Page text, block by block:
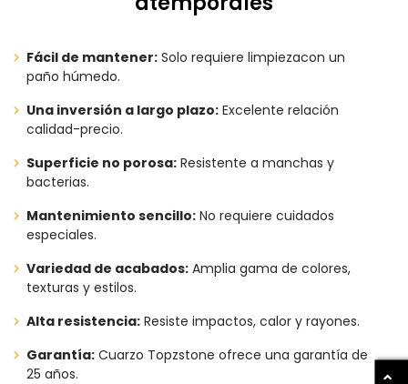
Fácil de mantener: Solo requiere limpiezacon un
paño húmedo.
Una inversión a largo plazo: Excelente relación
calidad-precio.
Superficie no porosa: Resistente a manchas y
bacterias.
Mantenimiento sencillo: No requiere cuidados
especiales.
Variedad de acabados: Amplia gama de colores,
texturas y estilos.
Alta resistencia: Resiste impactos, calor y rayones.
Garantía: Cuarzo Topzstone ofrece una garantía de
25 años.